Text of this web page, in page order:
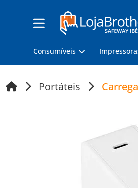
Consumíveis
Portáteis